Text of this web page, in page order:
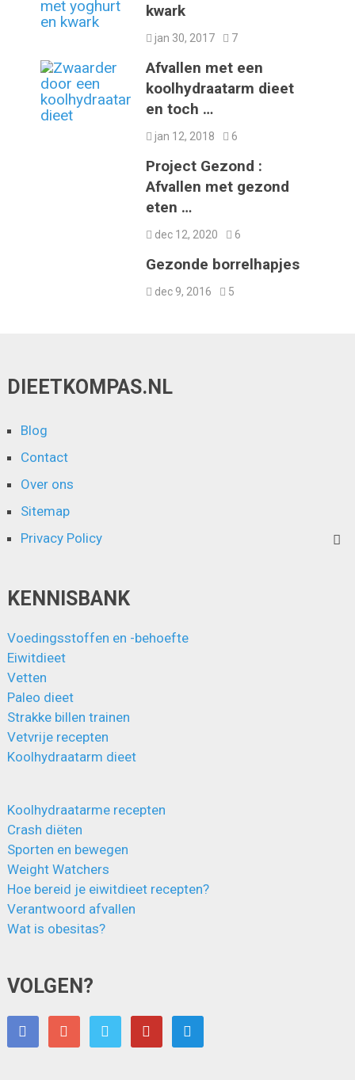
kwark
jan 30, 2017 7
Afvallen met een
koolhydraatarm dieet
en toch …
jan 12, 2018 6
Project Gezond :
Afvallen met gezond
eten …
dec 12, 2020 6
Gezonde borrelhapjes
dec 9, 2016 5
DIEETKOMPAS.NL
Blog
Contact
Over ons
Sitemap
Privacy Policy
KENNISBANK
Voedingsstoffen en -behoefte
Eiwitdieet
Vetten
Paleo dieet
Strakke billen trainen
Vetvrije recepten
Koolhydraatarm dieet
Koolhydraatarme recepten
Crash diëten
Sporten en bewegen
Weight Watchers
Hoe bereid je eiwitdieet recepten?
Verantwoord afvallen
Wat is obesitas?
VOLGEN?